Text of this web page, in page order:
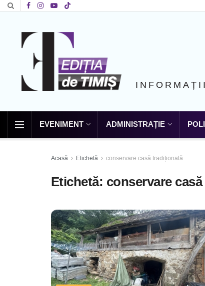
EVENIMENT ADMINISTRAȚIE
Acasă Etichetă conservare casă tradițională
Etichetă: conservare